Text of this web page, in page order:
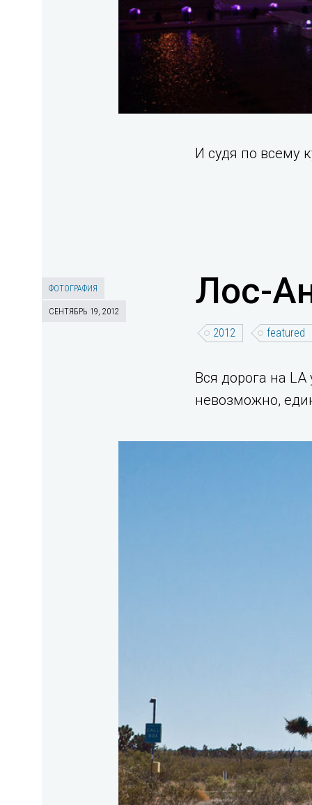
И судя по всему
ФОТОГРАФИЯ
СЕНТЯБРЬ 19, 2012 Лос-
2012 featured
Вся дорога на
невозможно,